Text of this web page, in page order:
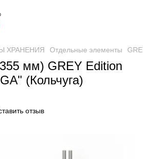
ХРАНЕНИЯ Отдельные элементы
мм) GREY Edition
(Кольчуга)
отзыв